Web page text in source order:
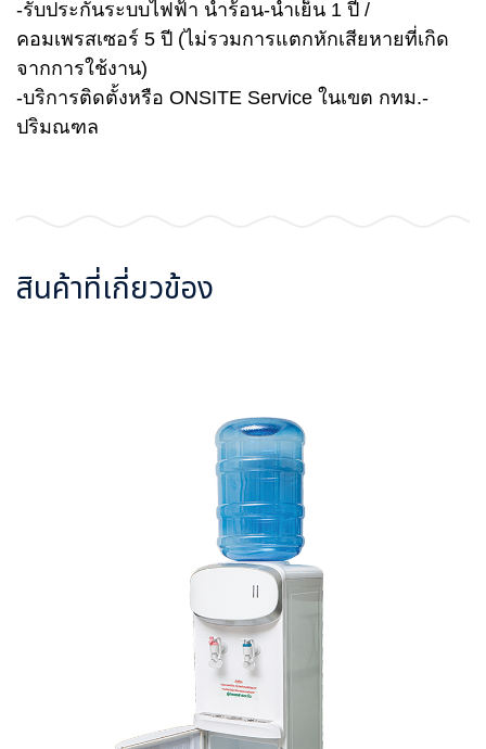
-รับประกันระบบไฟฟ้า น้ำร้อน-น้ำเย็น 1 ปี /
คอมเพรสเซอร์ 5 ปี (ไม่รวมการแตกหักเสียหายที่เกิด
จากการใช้งาน)
-บริการติดตั้งหรือ ONSITE Service ในเขต กทม.-
ปริมณฑล
สินค้าที่เกี่ยวข้อง